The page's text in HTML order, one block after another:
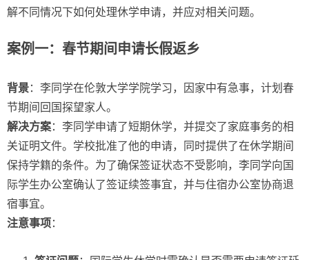
解不同情况下如何处理休学申请，并应对相关问题。
案例一：春节期间申请长假返乡
背景：李同学在伦敦大学学院学习，因家中有急事，计划春
节期间回国探望家人。
解决方案：李同学申请了短期休学，并提交了家庭事务的相
关证明文件。学校批准了他的申请，同时提供了在休学期间
保持学籍的条件。为了确保签证状态不受影响，李同学向国
际学生办公室确认了签证续签事宜，并与住宿办公室协商退
宿事宜。
注意事项 ：